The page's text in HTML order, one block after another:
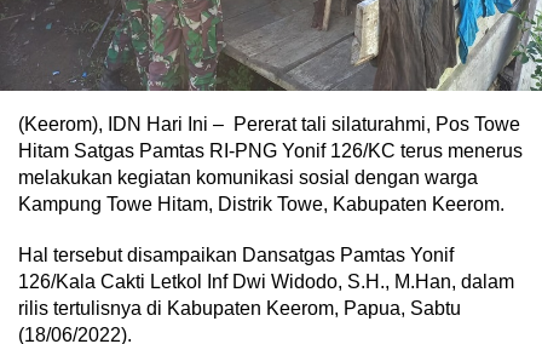
(Keerom), IDN Hari Ini – Pererat tali silaturahmi, Pos Towe
Hitam Satgas Pamtas RI-PNG Yonif 126/KC terus menerus
melakukan kegiatan komunikasi sosial dengan warga
Kampung Towe Hitam, Distrik Towe, Kabupaten Keerom.
Hal tersebut disampaikan Dansatgas Pamtas Yonif
126/Kala Cakti Letkol Inf Dwi Widodo, S.H., M.Han, dalam
rilis tertulisnya di Kabupaten Keerom, Papua, Sabtu
(18/06/2022).